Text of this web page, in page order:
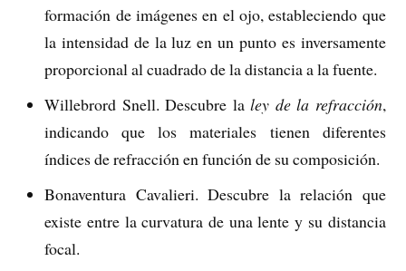
formación de imágenes en el ojo, estableciendo que
la intensidad de la luz en un punto es inversamente
proporcional al cuadrado de la distancia a la fuente.
Willebrord Snell. Descubre laley de la refracción,
indicando que los materiales tienen diferentes
índices de refracción en función de su composición.
Bonaventura Cavalieri. Descubre la relación que
existe entre la curvatura de una lente y su distancia
focal.